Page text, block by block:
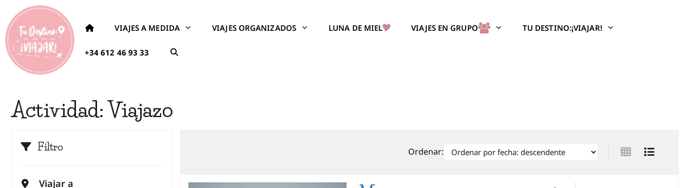
VIAJES A MEDIDA VIAJES ORGANIZADOS LUNA DE MIEL VIAJES EN GRUPO TU DESTINO:¡VIAJAR!
+34 612 46 93 33
Actividad:Viajazo
Filtro
Viajar a
Ordenar: